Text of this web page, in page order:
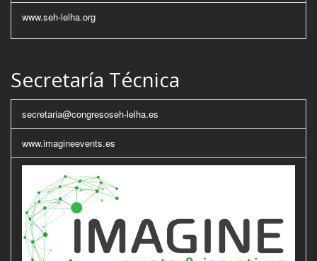
www.seh-lelha.org
Secretaría Técnica
secretaria@congresoseh-lelha.es
www.imagineevents.es